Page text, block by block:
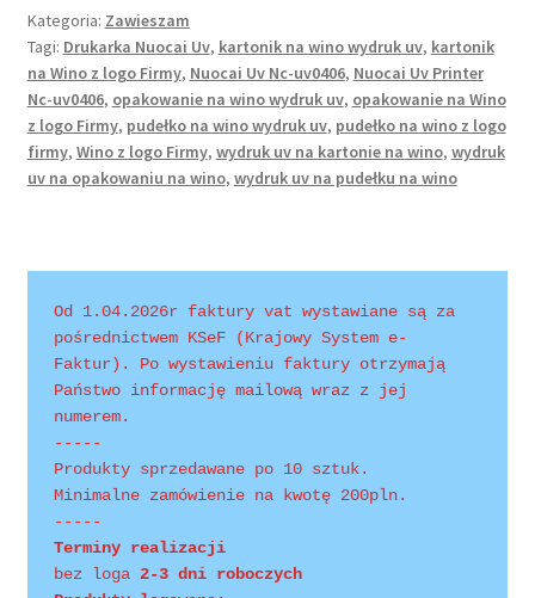
Kategoria: Zawieszam
Tagi: Drukarka Nuocai Uv, kartonik na wino wydruk uv, kartonik
na Wino z logo Firmy, Nuocai Uv Nc-uv0406, Nuocai Uv Printer
Nc-uv0406, opakowanie na wino wydruk uv, opakowanie na Wino
z logo Firmy, pudełko na wino wydruk uv, pudełko na wino z logo
firmy, Wino z logo Firmy, wydruk uv na kartonie na wino, wydruk
uv na opakowaniu na wino, wydruk uv na pudełku na wino
Od 1.04.2026r faktury vat wystawiane są za
pośrednictwem KSeF (Krajowy System e-
Faktur). Po wystawieniu faktury otrzymają
Państwo informację mailową wraz z jej
numerem.
-----
Produkty sprzedawane po 10 sztuk.
Minimalne zamówienie na kwotę 200pln.
-----
Terminy realizacji
bez loga 2-3 dni roboczych